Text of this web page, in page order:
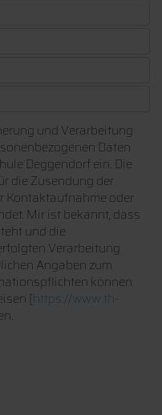
und Verarbeitung
Daten
Deggendorf ein. Die
die Zusendung der
Kontaktaufnahme oder
Mir ist bekannt, dass
und die
Verarbeitung
Angaben zum
können
[https://www.th-